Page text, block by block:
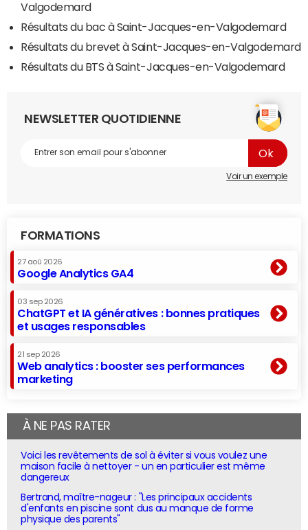
Valgodemard
Résultats du bac à Saint-Jacques-en-Valgodemard
Résultats du brevet à Saint-Jacques-en-Valgodemard
Résultats du BTS à Saint-Jacques-en-Valgodemard
NEWSLETTER QUOTIDIENNE
Voir un exemple
FORMATIONS
27 aoû 2026
Google Analytics GA4
03 sep 2026
ChatGPT et IA génératives : bonnes pratiques
et usages responsables
21 sep 2026
Web analytics : booster ses performances
marketing
À NE PAS RATER
Voici les revêtements de sol à éviter si vous voulez une
maison facile à nettoyer - un en particulier est même
dangereux
Bertrand, maître-nageur : "Les principaux accidents
d'enfants en piscine sont dus au manque de forme
physique des parents"